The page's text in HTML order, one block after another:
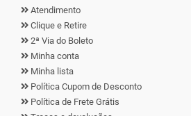
Atendimento
Clique e Retire
2ª Via do Boleto
Minha conta
Minha lista
Política Cupom de Desconto
Política de Frete Grátis